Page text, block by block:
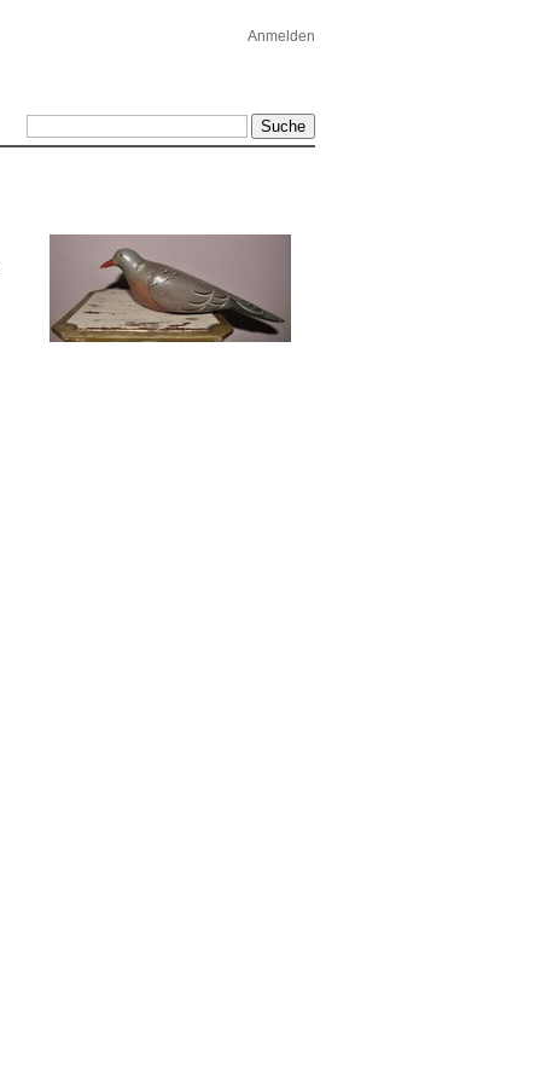
Anmelden